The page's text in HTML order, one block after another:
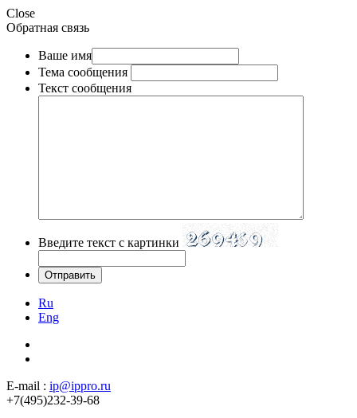
Close
Обратная связь
Ваше имя
Тема сообщения
Текст сообщения
Введите текст с картинки
Ru
Eng
E-mail : ip@ippro.ru
+7(495)232-39-68